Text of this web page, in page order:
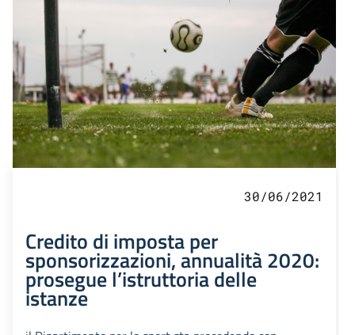
30/06/2021
Credito di imposta per
sponsorizzazioni, annualità 2020:
prosegue l’istruttoria delle
istanze